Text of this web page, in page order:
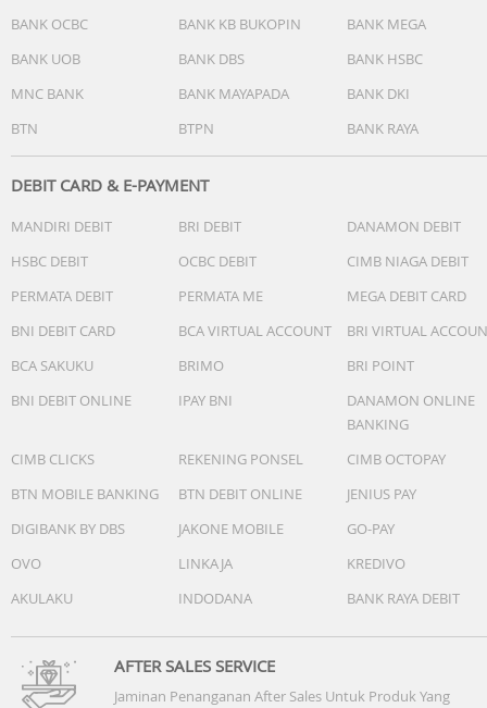
BANK OCBC
BANK KB BUKOPIN
BANK MEGA
BANK UOB
BANK DBS
BANK HSBC
MNC BANK
BANK MAYAPADA
BANK DKI
BTN
BTPN BANK RAYA
DEBIT CARD & E-PAYMENT
MANDIRI DEBIT BRI DEBIT
DANAMON DEBIT
HSBC DEBIT
OCBC DEBIT
CIMB NIAGA DEBIT
PERMATA DEBIT
PERMATA ME
MEGA DEBIT CARD
BNI DEBIT CARD
BCA VIRTUAL ACCOUNT
BRI VIRTUAL
BCA SAKUKU
BRIMO
BRI POINT
BNI DEBIT ONLINE
IPAY BNI
DANAMON ONLINE
BANKING
CIMB CLICKS
REKENING PONSEL
CIMB OCTOPAY
BTN MOBILE BANKING
BTN DEBIT ONLINE
JENIUS PAY
DIGIBANK BY DBS
JAKONE MOBILE
GO-PAY
OVO
LINKAJA
KREDIVO
AKULAKU
INDODANA BANK RAYA DEBIT
AFTER SALES SERVICE
Jaminan Penanganan After Sales Untuk Produk Yang